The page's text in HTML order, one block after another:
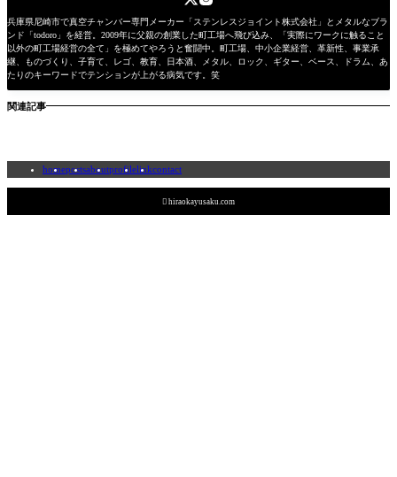
兵庫県尼崎市で真空チャンバー専門メーカー「ステンレスジョイント株式会社」とメタルなブラ
ンド「todoro」を経営。2009年に父親の創業した町工場へ飛び込み、「実際にワークに触ること
以外の町工場経営の全て」を極めてやろうと奮闘中。町工場、中小企業経営、革新性、事業承
継、ものづくり、子育て、レゴ、教育、日本酒、メタル、ロック、ギター、ベース、ドラム、あ
たりのキーワードでテンションが上がる病気です。笑
関連記事
homepostsaboutprofilelinkcontact
 hiraokayusaku.com